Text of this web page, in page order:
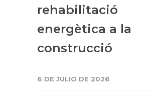
rehabilitació
energètica a la
construcció
6 DE JULIO DE 2026